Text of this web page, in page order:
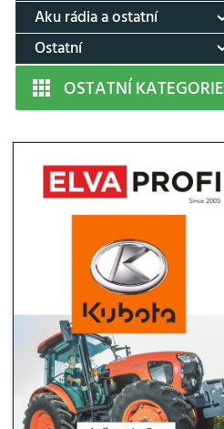
Aku rádia a ostatní
Ostatní
OSTATNÍ KATEGORIE